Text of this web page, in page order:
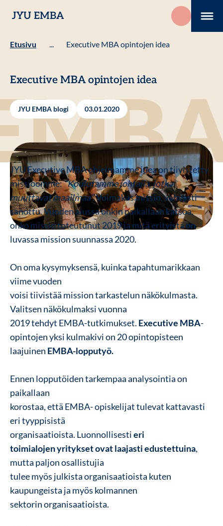
sisältöön
JYU EMBA
Etusivu ... Executive MBA opintojen idea
Executive MBA opintojen idea
JYU EMBA blogi 03.01.2020
JYU Executive MBAohjelmamme idea on tiivistetty
missioomme:”Koulutamme johtajia, jotka
muuttavat maailmaa”.Voimakas missio, vahvasti
sanottu. Vuoden alussa onkin paikallaan katsoa,
onko missio toteutunut 2019 ja mitä erityistä on
luvassa mission suunnassa 2020.
On oma kysymyksensä, kuinka tapahtumarikkaan
viime vuoden
voisi tiivistää mission tarkastelun näkökulmasta.
Valitsen näkökulmaksi vuonna
2019 tehdyt EMBA-tutkimukset. Executive MBA-
opintojen yksi kulmakivi on 20 opintopisteen
laajuinen EMBA-lopputyö.
Ennen lopputöiden tarkempaa analysointia on
paikallaan
korostaa, että EMBA- opiskelijat tulevat kattavasti
eri tyyppisistä
organisaatioista. Luonnollisestieri
toimialojen yritykset ovat laajasti edustettuina,
mutta paljon osallistujia
tulee myös julkista organisaatioista kuten
kaupungeista ja myös kolmannen
sektorin organisaatioista.